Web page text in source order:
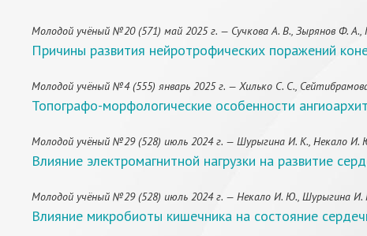
Молодой учёный №20 (571) май 2025 г. — Сучкова А. В., Зырянов Ф.
Причины развития нейротрофических поражений
Молодой учёный №4 (555) январь 2025 г. — Хилько С. С.,
Топографо-морфологические особенности
Молодой учёный №29 (528) июль 2024 г. — Шурыгина И. К., Некало И.
Влияние электромагнитной нагрузки на развитие
Молодой учёный №29 (528) июль 2024 г. — Некало И. Ю., Шурыгина И.
Влияние микробиоты кишечника на состояние